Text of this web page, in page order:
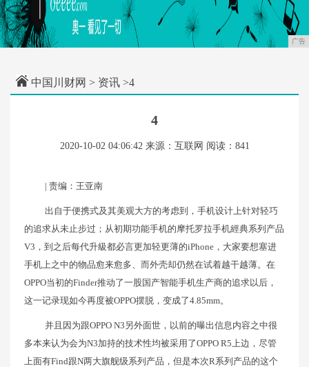
广告
中国川财网 > 资讯 >4
4
2020-10-02 04:06:42 来源：互联网 阅读：841
| 责编：王亚南
出自于便携式及其美观大方的考虑到，手机设计上针对轻巧
的追求从未止步过；从初期功能手机的摩托罗拉手机經典系列产品
V3，到之后每代升級都必言更加轻更薄的iPhone，大家要想塞进
手机上之中的物品愈来愈多、而外壳却仍然在试着越干越薄。在
OPPO当初的Finder推动了一股国产智能手机生产商的追求以后，
这一记录现如今再度被OPPO摆脱，变成了4.85mm。
并且因为跟OPPO N3另外面世，以前的曝出信息内容之中很
多本来认为会为N3加持的技术性均被采用了OPPO R5上边，尽管
上面有Find跟N两大旗舰级系列产品，但是本次R系列产品的这个